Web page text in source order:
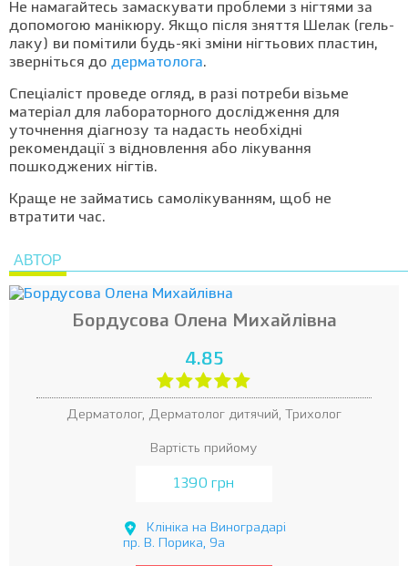
Не намагайтесь замаскувати проблеми з нігтями за
допомогою манікюру. Якщо після зняття Шелак (гель-
лаку) ви помітили будь-які зміни нігтьових пластин,
зверніться до дерматолога.
Спеціаліст проведе огляд, в разі потреби візьме
матеріал для лабораторного дослідження для
уточнення діагнозу та надасть необхідні
рекомендації з відновлення або лікування
пошкоджених нігтів.
Краще не займатись самолікуванням, щоб не
втратити час.
АВТОР
Бордусова Олена Михайлівна
4.85
Дерматолог, Дерматолог дитячий, Трихолог
Вартість прийому
1390 грн
Клініка на Виноградарі
пр. В. Порика, 9а